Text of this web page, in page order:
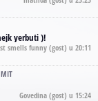
yerbuti )!
smells funny (gost) u 20:11
Govedina (gost) u 15:24